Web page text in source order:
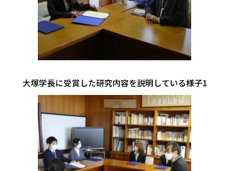
大塚学長に受賞した研究内容を説明している様子1